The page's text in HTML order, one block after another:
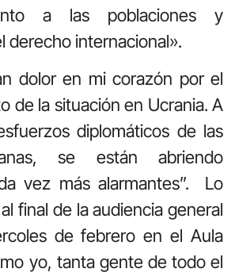
a las poblaciones y
derecho internacional».
dolor en mi corazón por el
de la situación en Ucrania. A
diplomáticos de las
se están abriendo
vez más alarmantes”. Lo
final de la audiencia general
de febrero en el Aula
yo, tanta gente de todo el